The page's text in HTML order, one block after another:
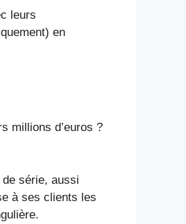
leurs
en
millions d’euros ?
de série, aussi
à ses clients les